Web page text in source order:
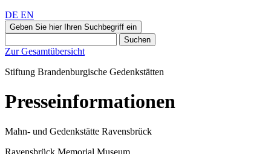
DE EN
Geben Sie hier Ihren Suchbegriff ein
Suchen
Zur Gesamtübersicht
Stiftung Brandenburgische Gedenkstätten
Presseinformationen
Mahn- und Gedenkstätte Ravensbrück
Ravensbrück Memorial Museum